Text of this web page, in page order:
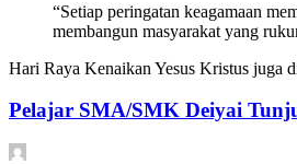
“Setiap peringatan keagamaan
membangun masyarakat yang
Hari Raya Kenaikan Yesus Kristus juga
Pelajar SMA/SMK Deiyai